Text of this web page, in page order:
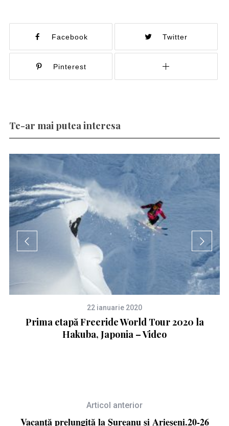
Facebook Twitter
Pinterest
Te-ar mai putea interesa
22 ianuarie 2020
Prima etapă Freeride World Tour 2020 la
Hakuba, Japonia – Video
Articol anterior
Vacanță prelungită la Șureanu și Arieșeni.20-26